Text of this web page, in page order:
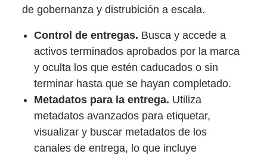
de gobernanza y distrubición a escala.
Control de entregas. Busca y accede a
activos terminados aprobados por la marca
y oculta los que estén caducados o sin
terminar hasta que se hayan completado.
Metadatos para la entrega. Utiliza
metadatos avanzados para etiquetar,
visualizar y buscar metadatos de los
canales de entrega, lo que incluye